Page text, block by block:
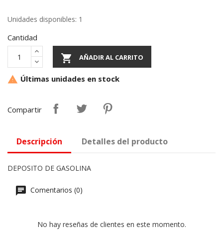
Unidades disponibles: 1
Cantidad
 AÑADIR AL CARRITO
 Últimas unidades en stock
Compartir
Descripción Detalles del producto
DEPOSITO DE GASOLINA
Comentarios (0)
No hay reseñas de clientes en este momento.